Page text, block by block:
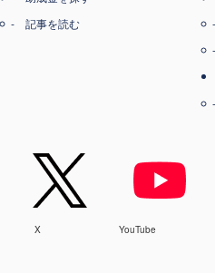
記事を読む
X YouTube